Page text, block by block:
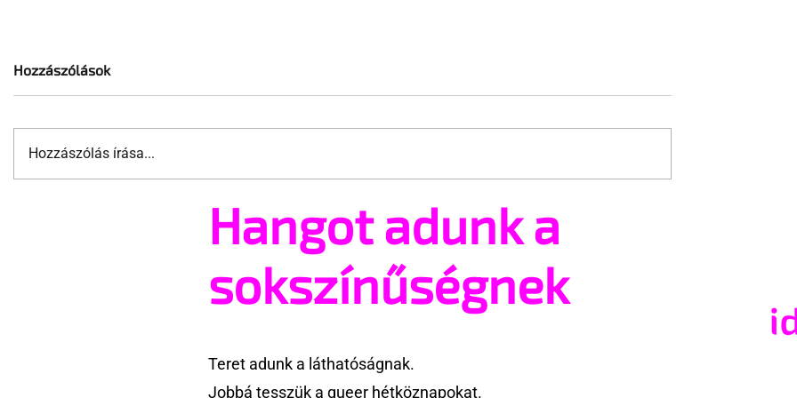
Jonathan Bailey új szerepben
10 érdekesség, amit sok férfi
nem tud a saját nemi
szervéről
Hozzászólások
Hozzászólás írása...
Hangot adunk a
sokszínűségnek
Teret adunk a láthatóságnak.
Jobbá tesszük a queer hétköznapokat.